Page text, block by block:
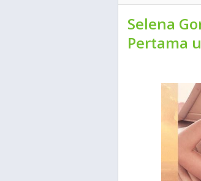
Selena
Pertama